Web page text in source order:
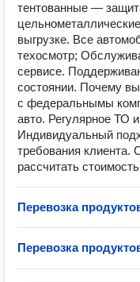
тентованные —
выгрузке. Все
техосмотр;
сервисе.
состоянии. Почему
с федеральнымы
авто. Регулярное ТО
Индивидуальный
требования клиента.
рассчитать
Перевозка
Перевозка